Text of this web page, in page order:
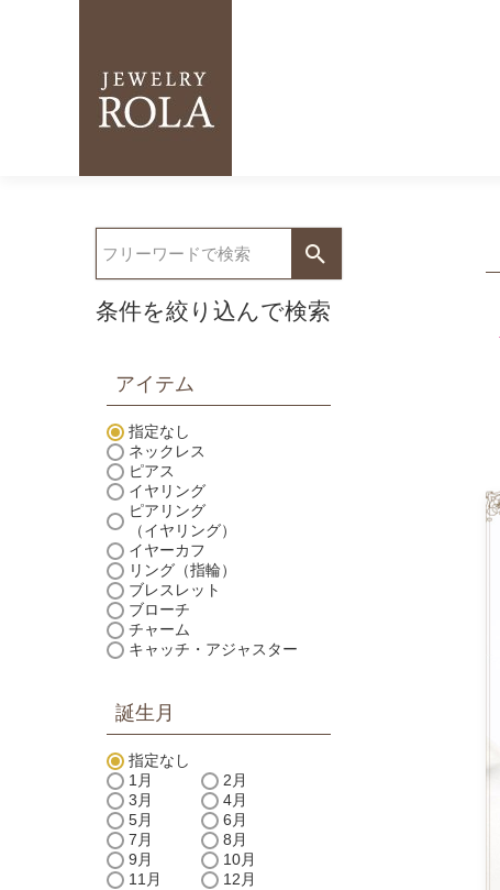
条件を絞り込んで検索
アイテム
指定なし
ネックレス
ピアス
イヤリング
ピアリング
（イヤリング）
イヤーカフ
リング（指輪）
ブレスレット
ブローチ
チャーム
キャッチ・アジャスター
誕生月
指定なし
1月
2月
3月
4月
5月
6月
7月
8月
9月
10月
11月
12月